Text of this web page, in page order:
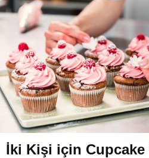
İki Kişi için Cupcake